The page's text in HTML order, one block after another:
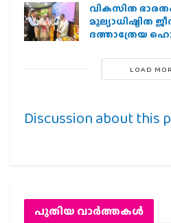
വികസിത
മൂല്യാധിഷ്ഠിത
ദത്താത്രേയ
LOAD
Discussion about this
പുതിയ വാര്‍ത്തകള്‍